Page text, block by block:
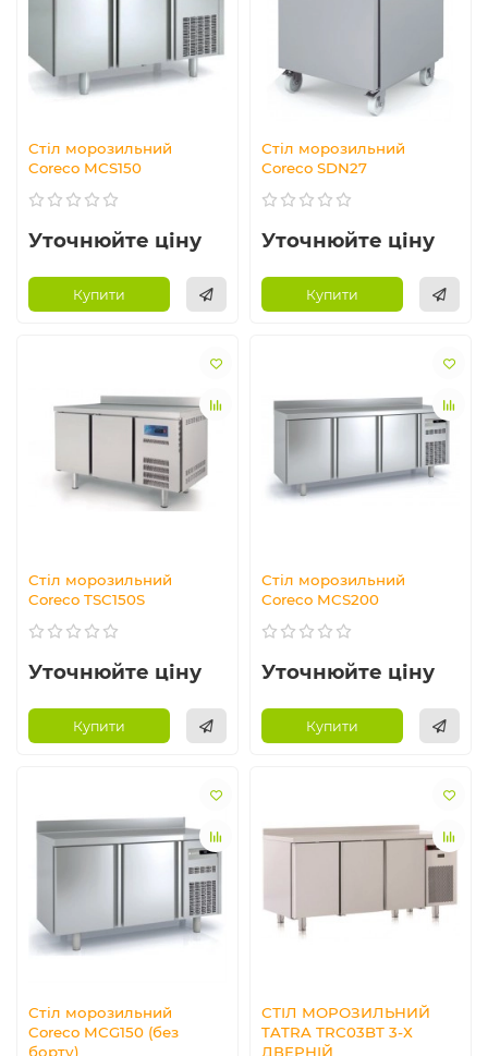
Стіл морозильний
Coreco MCS150
Уточнюйте ціну
Купити
Стіл морозильний
Coreco SDN27
Уточнюйте ціну
Купити
Стіл морозильний
Coreco TSC150S
Уточнюйте ціну
Купити
Стіл морозильний
Coreco MCS200
Уточнюйте ціну
Купити
Стіл морозильний
Coreco MCG150 (без
борту)
СТІЛ МОРОЗИЛЬНИЙ
TATRA TRC03BT 3-Х
ДВЕРНІЙ